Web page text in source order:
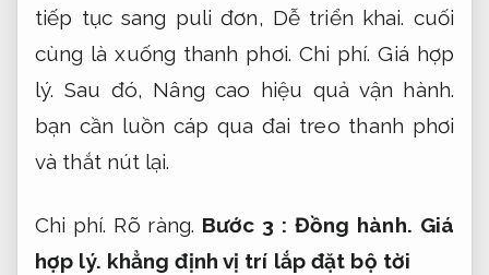
tiếp tục sang puli đơn, Dễ triển khai. cuối
cùng là xuống thanh phơi. Chi phí. Giá hợp
lý. Sau đó, Nâng cao hiệu quả vận hành.
bạn cần luồn cáp qua đai treo thanh phơi
và thắt nút lại.
Chi phí. Rõ ràng. Bước 3 :Đồng hành. Giá
hợp lý. khẳng định vị trí lắp đặt bộ tời